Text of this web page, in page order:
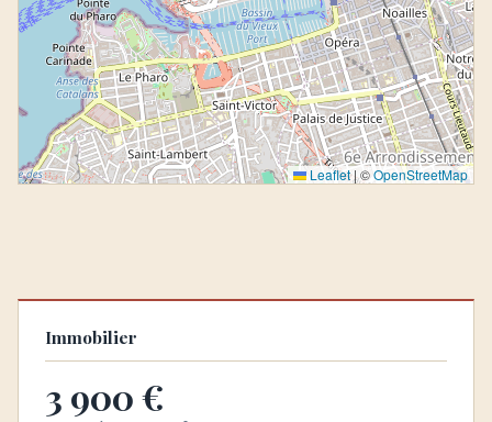
Leaflet|©OpenStreetMap
Immobilier
3 900 €